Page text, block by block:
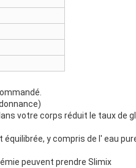
votre corps réduit le taux de
y compris de l' eau
peuvent prendre Slimix